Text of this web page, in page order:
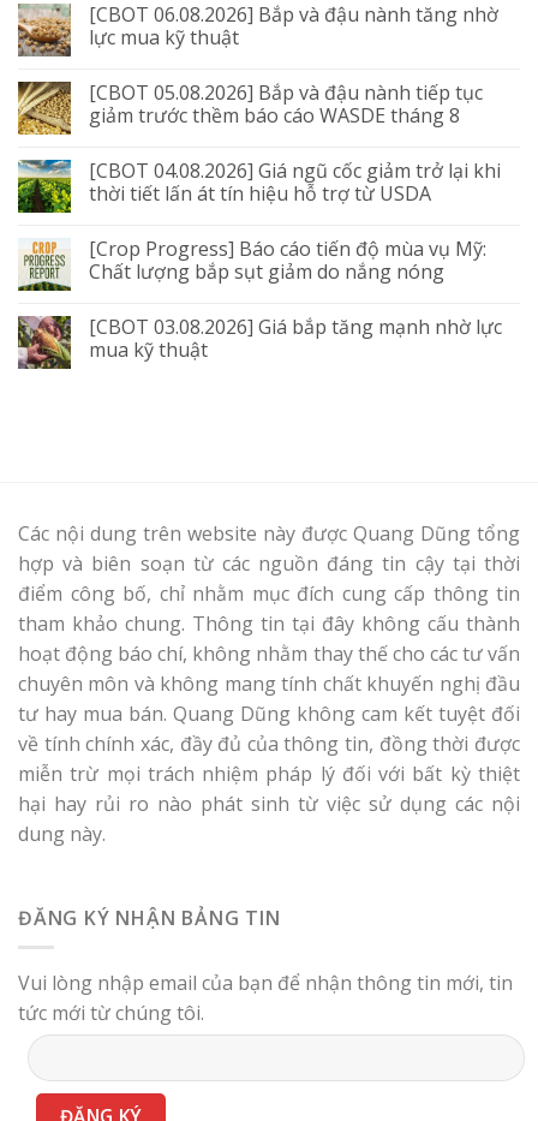
[CBOT 06.08.2026] Bắp và đậu nành tăng nhờ
lực mua kỹ thuật
[CBOT 05.08.2026] Bắp và đậu nành tiếp tục
giảm trước thềm báo cáo WASDE tháng 8
[CBOT 04.08.2026] Giá ngũ cốc giảm trở lại khi
thời tiết lấn át tín hiệu hỗ trợ từ USDA
[Crop Progress] Báo cáo tiến độ mùa vụ Mỹ:
Chất lượng bắp sụt giảm do nắng nóng
[CBOT 03.08.2026] Giá bắp tăng mạnh nhờ lực
mua kỹ thuật
Các nội dung trên website này được Quang Dũng tổng
hợp và biên soạn từ các nguồn đáng tin cậy tại thời
điểm công bố, chỉ nhằm mục đích cung cấp thông tin
tham khảo chung. Thông tin tại đây không cấu thành
hoạt động báo chí, không nhằm thay thế cho các tư vấn
chuyên môn và không mang tính chất khuyến nghị đầu
tư hay mua bán. Quang Dũng không cam kết tuyệt đối
về tính chính xác, đầy đủ của thông tin, đồng thời được
miễn trừ mọi trách nhiệm pháp lý đối với bất kỳ thiệt
hại hay rủi ro nào phát sinh từ việc sử dụng các nội
dung này.
ĐĂNG KÝ NHẬN BẢNG TIN
Vui lòng nhập email của bạn để nhận thông tin mới, tin
tức mới từ chúng tôi.